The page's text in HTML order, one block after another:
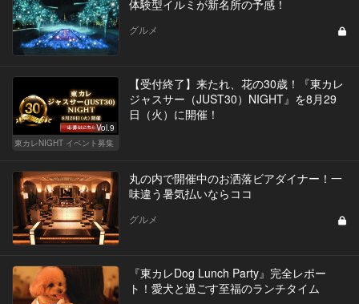
体験型イルミが新名所の予感！
グルメ
Vol.9
東カレNIGHT イベント募集
【受付終了】来たれ、花の30歳！『東カレ
ジャスサー（JUST30）NIGHT』を8月29
日（火）に開催！
丸の内で開催中のお洒落ビアダイナー！一
味違う暑気払いならココ
グルメ
『東カレDog Lunch Party』完全レポー
ト！愛犬と過ごす至福のランチタイム